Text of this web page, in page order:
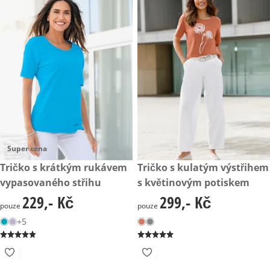
Super cena
229,- Kč
Tričko s krátkým rukávem
vypasovaného střihu
229,- Kč
pouze 229,- Kč
+5
299,- Kč
Tričko s kulatým výstřihem
s květinovým potiskem
299,- Kč
pouze 299,- Kč